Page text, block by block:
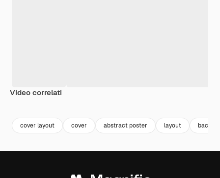
Video correlati
cover layout cover abstract poster layout